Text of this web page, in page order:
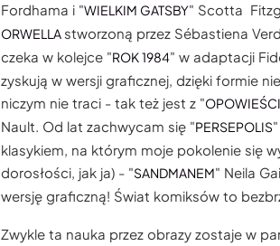
Fordhama i "WIELKIM GATSBY" Scotta
ORWELLA stworzoną przez Sébastiena
czeka w kolejce "ROK 1984" w adaptacji
zyskują w wersji graficznej, dzięki formie
niczym nie traci - tak też jest z "
Nault. Od lat zachwycam się "PERSEPOLIS
klasykiem, na którym moje pokolenie się
dorosłości, jak ja) - "SANDMANEM" Neila
wersję graficzną! Świat komiksów to
Zwykle ta nauka przez obrazy zostaje w